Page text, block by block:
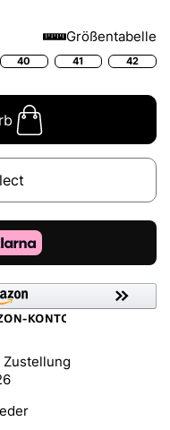
Größentabelle
40 41 42